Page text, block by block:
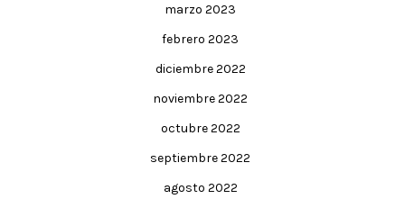
marzo 2023
febrero 2023
diciembre 2022
noviembre 2022
octubre 2022
septiembre 2022
agosto 2022